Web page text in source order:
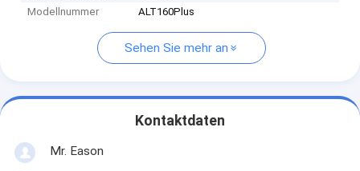
Modellnummer
ALT160Plus
Sehen Sie mehr an
Kontaktdaten
Mr. Eason